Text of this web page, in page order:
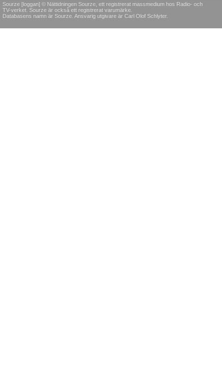
Sourze [loggan] © Nättidningen Sourze, ett registrerat massmedium hos Radio- och
TV-verket. Sourze är också ett registrerat varumärke.
Databasens namn är Sourze. Ansvarig utgivare är Carl Olof Schlyter.